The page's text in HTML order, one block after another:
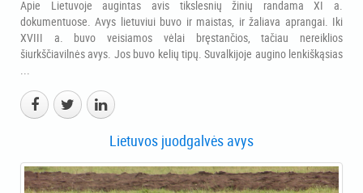
Apie Lietuvoje augintas avis tikslesnių žinių randama XI a.
dokumentuose. Avys lietuviui buvo ir maistas, ir žaliava aprangai. Iki
XVIII a. buvo veisiamos vėlai bręstančios, tačiau nereiklios
šiurkščiavilnės avys. Jos buvo kelių tipų. Suvalkijoje augino lenkiškąsias
Lietuvos juodgalvės avys